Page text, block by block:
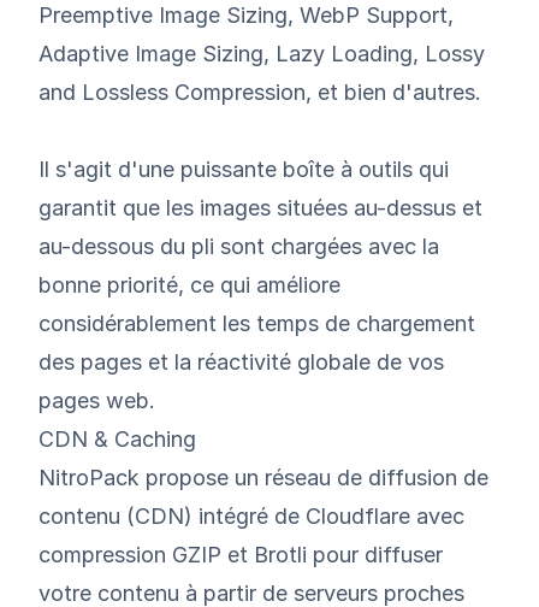
Preemptive Image Sizing, WebP Support,
Adaptive Image Sizing, Lazy Loading, Lossy
and Lossless Compression, et bien d'autres.
Il s'agit d'une puissante boîte à outils qui
garantit que les images situées au-dessus et
au-dessous du pli sont chargées avec la
bonne priorité, ce qui améliore
considérablement les temps de chargement
des pages et la réactivité globale de vos
pages web.
CDN & Caching
NitroPack propose un réseau de diffusion de
contenu (CDN) intégré de Cloudflare avec
compression GZIP et Brotli pour diffuser
votre contenu à partir de serveurs proches